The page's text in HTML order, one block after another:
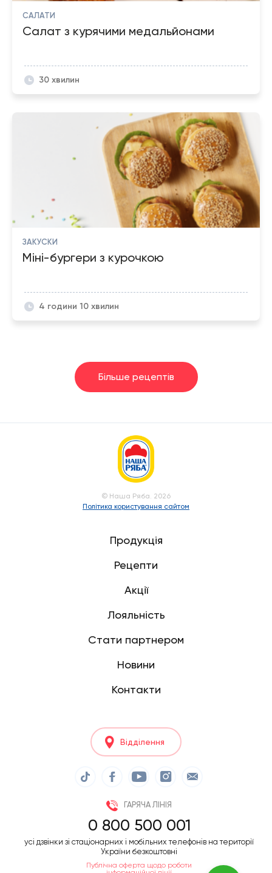
САЛАТИ
Салат з курячими медальйонами
30 хвилин
ЗАКУСКИ
Міні-бургери з курочкою
4 години 10 хвилин
Більше рецептів
© Наша Ряба. 2026
Політика користування сайтом
Продукція
Рецепти
Акції
Лояльність
Стати партнером
Новини
Контакти
Відділення
ГАРЯЧА ЛІНІЯ
0 800 500 001
усі дзвінки зі стаціонарних і мобільних телефонів на території
України безкоштовні
Публічна оферта щодо роботи